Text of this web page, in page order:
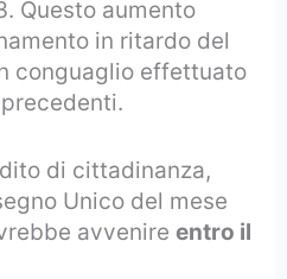
Questo aumento
in ritardo del
conguaglio effettuato
di cittadinanza,
Unico del mese
avvenireentro il